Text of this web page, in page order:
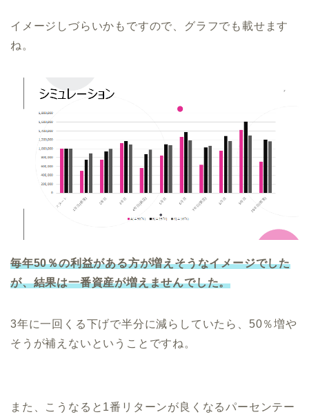
イメージしづらいかもですので、グラフでも載せます
ね。
毎年50％の利益がある方が増えそうなイメージでした
が、結果は一番資産が増えませんでした。
3年に一回くる下げで半分に減らしていたら、50％増や
そうが補えないということですね。
また、こうなると1番リターンが良くなるパーセンテー